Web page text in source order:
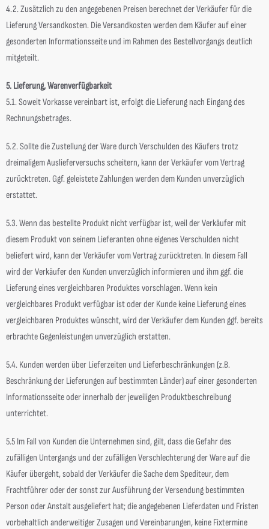
4.2. Zusätzlich zu den angegebenen Preisen berechnet der Verkäufer für die
Lieferung Versandkosten. Die Versandkosten werden dem Käufer auf einer
gesonderten Informationsseite und im Rahmen des Bestellvorgangs deutlich
mitgeteilt.
5. Lieferung, Warenverfügbarkeit
5.1. Soweit Vorkasse vereinbart ist, erfolgt die Lieferung nach Eingang des
Rechnungsbetrages.
5.2. Sollte die Zustellung der Ware durch Verschulden des Käufers trotz
dreimaligem Auslieferversuchs scheitern, kann der Verkäufer vom Vertrag
zurücktreten. Ggf. geleistete Zahlungen werden dem Kunden unverzüglich
erstattet.
5.3. Wenn das bestellte Produkt nicht verfügbar ist, weil der Verkäufer mit
diesem Produkt von seinem Lieferanten ohne eigenes Verschulden nicht
beliefert wird, kann der Verkäufer vom Vertrag zurücktreten. In diesem Fall
wird der Verkäufer den Kunden unverzüglich informieren und ihm ggf. die
Lieferung eines vergleichbaren Produktes vorschlagen. Wenn kein
vergleichbares Produkt verfügbar ist oder der Kunde keine Lieferung eines
vergleichbaren Produktes wünscht, wird der Verkäufer dem Kunden ggf. bereits
erbrachte Gegenleistungen unverzüglich erstatten.
5.4. Kunden werden über Lieferzeiten und Lieferbeschränkungen (z.B.
Beschränkung der Lieferungen auf bestimmten Länder) auf einer gesonderten
Informationsseite oder innerhalb der jeweiligen Produktbeschreibung
unterrichtet.
5.5 Im Fall von Kunden die Unternehmen sind, gilt, dass die Gefahr des
zufälligen Untergangs und der zufälligen Verschlechterung der Ware auf die
Käufer übergeht, sobald der Verkäufer die Sache dem Spediteur, dem
Frachtführer oder der sonst zur Ausführung der Versendung bestimmten
Person oder Anstalt ausgeliefert hat; die angegebenen Lieferdaten und Fristen
vorbehaltlich anderweitiger Zusagen und Vereinbarungen, keine Fixtermine